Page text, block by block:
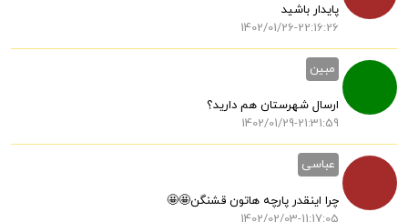
پایدار باشید
1402/01/26-22:16:26
مبین
ارسال شهرستان هم دارید؟
1402/01/29-21:31:59
عباسی
چرا اینقدر پارچه هاتون قشنگن🤩🤩